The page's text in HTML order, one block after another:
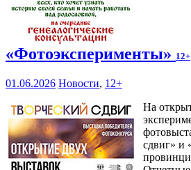
«Фотоэксперименты» 12+
01.06.2026 Новости, 12+
На
сдвиг» и